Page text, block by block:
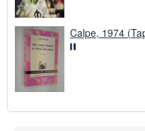
Calpe, 1974